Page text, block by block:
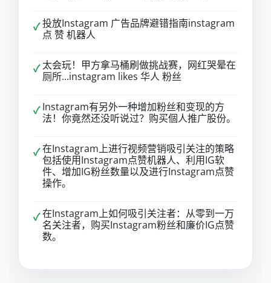
✓投放Instagram 广告品牌避错指南instagram
点 赞 机器人
✓ 太会玩！甲方拿马桶刷做挑战赛，网红哭晕在
厕所...instagram likes 华人 粉丝
✓ Instagram有另外一种增加粉丝和变现的方
法！你竟然还没听说过？购买個人推广股份。
✓在Instagram上进行视频营销吸引关注的策略
包括使用Instagram点赞机器人、利用IG软
件、增加IG粉丝数量以及进行Instagram点赞
操作。
✓在Instagram上如何吸引关注者：从零到一万
名关注者，购买Instagram粉丝和廉价IG点赞
数。